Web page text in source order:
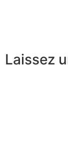
Laissez